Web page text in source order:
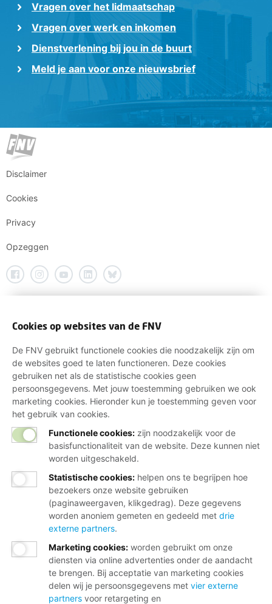
Vragen over het lidmaatschap
Vragen over werk en inkomen
Dienstverlening bij jou in de buurt
Meld je aan voor onze nieuwsbrief
Disclaimer
Cookies
Privacy
Opzeggen
Cookies op websites van de FNV
De FNV gebruikt functionele cookies die noodzakelijk zijn om
de websites goed te laten functioneren. Deze cookies
gebruiken net als de statistische cookies geen
persoonsgegevens. Met jouw toestemming gebruiken we ook
marketing cookies. Hieronder kun je toestemming geven voor
het gebruik van cookies.
Functionele cookies: zijn noodzakelijk voor de
basisfunctionaliteit van de website. Deze kunnen niet
worden uitgeschakeld.
Statistische cookies: helpen ons te begrijpen hoe
bezoekers onze website gebruiken
(paginaweergaven, klikgedrag). Deze gegevens
worden anoniem gemeten en gedeeld met drie
externe partners.
Marketing cookies: worden gebruikt om onze
diensten via online advertenties onder de aandacht
te brengen. Bij acceptatie van marketing cookies
delen wij je persoonsgegevens met vier externe
partners voor retargeting en